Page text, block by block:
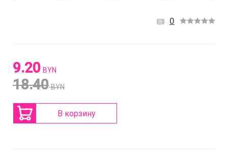
0
9.20 BYN
18.40 BYN
В корзину